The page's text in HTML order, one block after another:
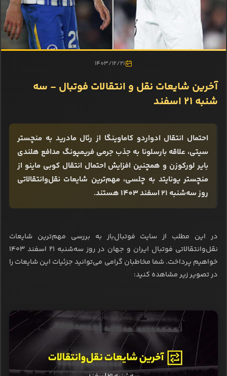
1403/12/21
آخرین شایعات نقل و انتقالات فوتبال - سه
شنبه 21 اسفند
احتمال انتقال ادواردو کاماوینگا از رئال مادرید به منچستر
سیتی، علاقه بارسلونا به جذب جرمی فریمپونگ مدافع هلندی
بایر لورکوزن و همچنین افزایش احتمال انتقال کوبی ماینو از
منچستر یونایتد به چلسی، مهم‌ترین شایعات نقل‌وانتقالاتی
روز سه‌شنبه 21 اسفند 1403 هستند.
در این مطلب از سایت فوتبال‌باز به بررسی مهم‌ترین شایعات
نقل‌وانتقالاتی فوتبال ایران و جهان در روز سه‌شنبه 21 اسفند ۱۴۰۳
خواهیم پرداخت. شما مخاطبان گرامی می‌توانید جزئیات این شایعات را
در تصویر زیر مشاهده کنید: